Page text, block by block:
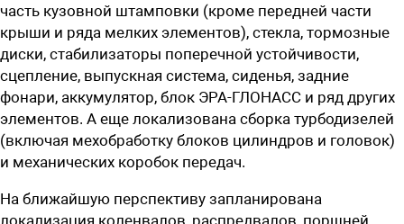
часть кузовной штамповки (кроме передней части
крыши и ряда мелких элементов), стекла, тормозные
диски, стабилизаторы поперечной устойчивости,
сцепление, выпускная система, сиденья, задние
фонари, аккумулятор, блок ЭРА-ГЛОНАСС и ряд других
элементов. А еще локализована сборка турбодизелей
(включая мехобработку блоков цилиндров и головок)
и механических коробок передач.
На ближайшую перспективу запланирована
локализация коленвалов, распредвалов, поршней,